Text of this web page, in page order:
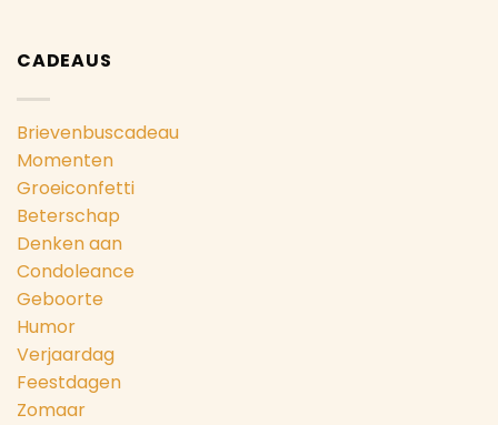
CADEAUS
Brievenbuscadeau
Momenten
Groeiconfetti
Beterschap
Denken aan
Condoleance
Geboorte
Humor
Verjaardag
Feestdagen
Zomaar